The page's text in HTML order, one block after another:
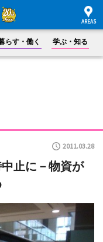
らす・働く 学ぶ・知る
2011.03.28
止に－物資が